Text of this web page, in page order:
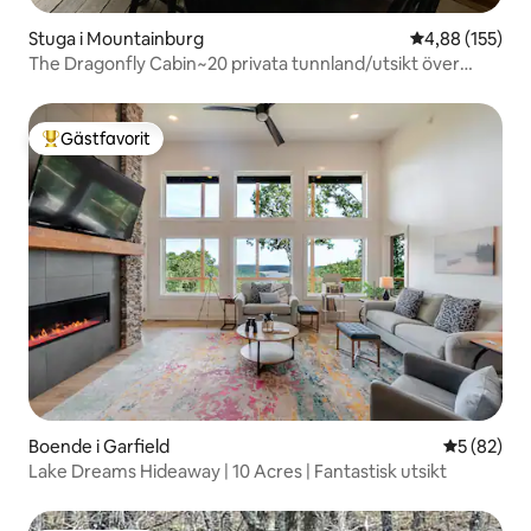
Stuga i Mountainburg 4,88 av 5 i
4,88 (155)
The Dragonfly Cabin~20 privata tunnland/utsikt över
Populär gästfavorit
Gästfavorit
Boende i Garfield 5 av 5 i
5 (82)
Lake Dreams Hideaway | 10 Acres | Fantastisk utsikt